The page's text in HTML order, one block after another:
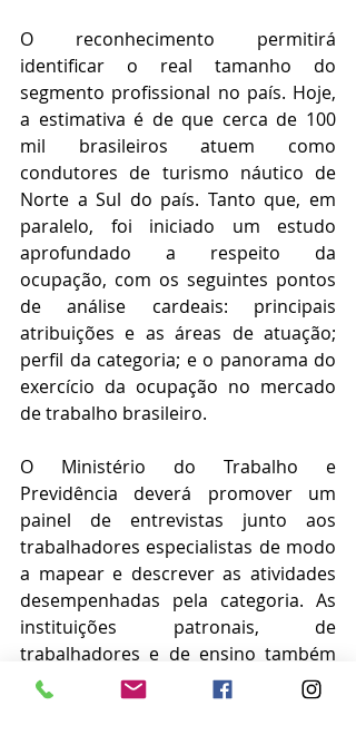
O reconhecimento permitirá
identificar o real tamanho do
segmento profissional no país. Hoje,
a estimativa é de que cerca de 100
mil brasileiros atuem como
condutores de turismo náutico de
Norte a Sul do país. Tanto que, em
paralelo, foi iniciado um estudo
aprofundado a respeito da
ocupação, com os seguintes pontos
de análise cardeais: principais
atribuições e as áreas de atuação;
perfil da categoria; e o panorama do
exercício da ocupação no mercado
de trabalho brasileiro.
O Ministério do Trabalho e
Previdência deverá promover um
painel de entrevistas junto aos
trabalhadores especialistas de modo
a mapear e descrever as atividades
desempenhadas pela categoria. As
instituições patronais, de
trabalhadores e de ensino também
serão chamadas para aprimorar as
descrições realizadas. O final do